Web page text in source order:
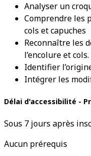
Analyser un
Comprendre les
cols et capuches
Reconnaître les
l’encolure et cols.
Identifier
Intégrer les
Délai d'accessibilité -
Sous 7 jours après
Aucun prérequis